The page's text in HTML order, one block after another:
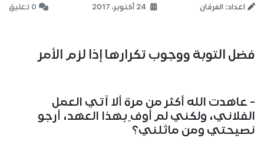
اعداد: الفرقان 0 تعليق
فضل التوبة ووجوب تكرارها إذا لزم الأمر
- عاهدت الله أكثر من مرة ألا آتي العمل
الفلاني، ولكني لم أوف ِبهذا العهد، أرجو
نصيحتي ومن ماثلني؟